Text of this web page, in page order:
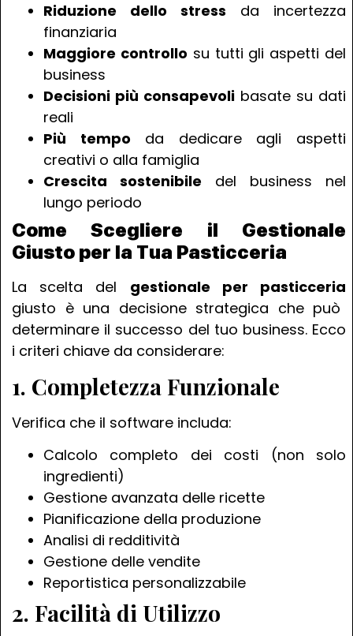
Riduzione dello stress da incertezza
finanziaria
Maggiore controllo su tutti gli aspetti del
business
Decisioni più consapevoli basate su dati
reali
Più tempo da dedicare agli aspetti
creativi o alla famiglia
Crescita sostenibile del business nel
lungo periodo
Come Scegliere il Gestionale
Giusto per la Tua Pasticceria
La scelta del gestionale per pasticceria
giusto è una decisione strategica che può
determinare il successo del tuo business. Ecco
i criteri chiave da considerare:
1. Completezza Funzionale
Verifica che il software includa:
Calcolo completo dei costi (non solo
ingredienti)
Gestione avanzata delle ricette
Pianificazione della produzione
Analisi di redditività
Gestione delle vendite
Reportistica personalizzabile
2. Facilità di Utilizzo